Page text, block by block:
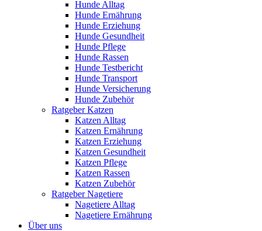
Hunde Alltag
Hunde Ernährung
Hunde Erziehung
Hunde Gesundheit
Hunde Pflege
Hunde Rassen
Hunde Testbericht
Hunde Transport
Hunde Versicherung
Hunde Zubehör
Ratgeber Katzen
Katzen Alltag
Katzen Ernährung
Katzen Erziehung
Katzen Gesundheit
Katzen Pflege
Katzen Rassen
Katzen Zubehör
Ratgeber Nagetiere
Nagetiere Alltag
Nagetiere Ernährung
Über uns